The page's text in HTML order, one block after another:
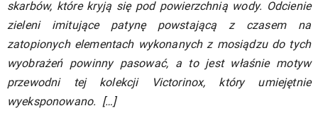
skarbów, które kryją się pod powierzchnią wody. Odcienie
zieleni imitujące patynę powstającą z czasem na
zatopionych elementach wykonanych z mosiądzu do tych
wyobrażeń powinny pasować, a to jest właśnie motyw
przewodni tej kolekcji Victorinox, który umiejętnie
wyeksponowano. […]